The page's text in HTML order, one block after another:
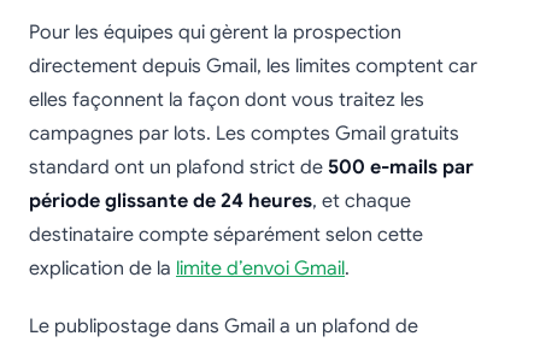
Pour les équipes qui gèrent la prospection
directement depuis Gmail, les limites comptent car
elles façonnent la façon dont vous traitez les
campagnes par lots. Les comptes Gmail gratuits
standard ont un plafond strict de 500 e-mails par
période glissante de 24 heures, et chaque
destinataire compte séparément selon cette
explication de la limite d’envoi Gmail.
Le publipostage dans Gmail a un plafond de